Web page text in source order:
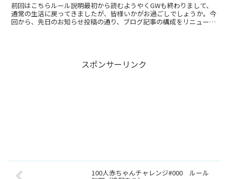
前回はこちらルール説明最初から読むようやくGWも終わりまして、
通常の生活に戻ってきましたが、皆様いかがお過ごしでしょうか。今
回から、先日のお知らせ投稿の通り、ブログ記事の構成をリニューア
スポンサーリンク
100人赤ちゃんチャレンジ#000 ルール